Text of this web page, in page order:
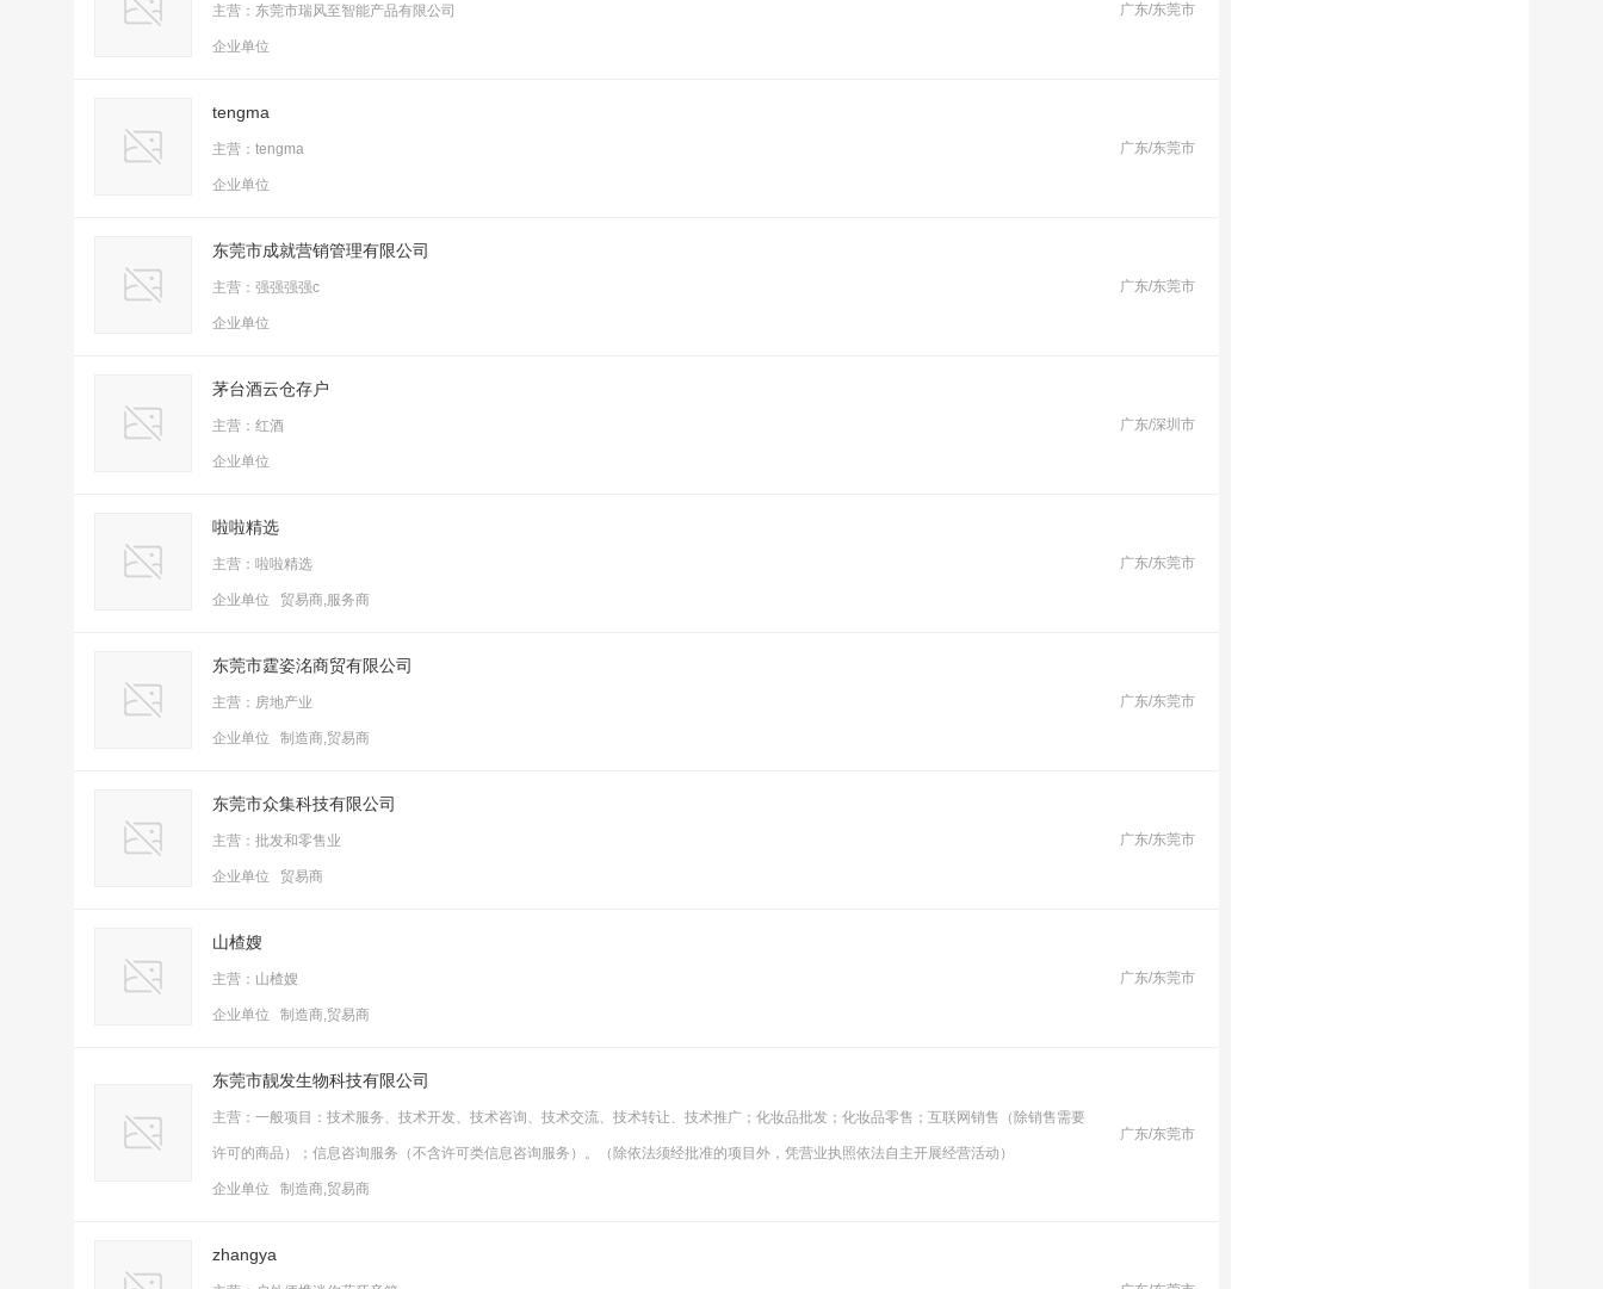
主营：东莞市瑞风至智能产品有限公司
企业单位
广东/东莞市
tengma
主营：tengma
企业单位
广东/东莞市
东莞市成就营销管理有限公司
主营：强强强强c
企业单位
广东/东莞市
茅台酒云仓存户
主营：红酒
企业单位
广东/深圳市
啦啦精选
主营：啦啦精选
企业单位 贸易商,服务商
广东/东莞市
东莞市霆姿洺商贸有限公司
主营：房地产业
企业单位 制造商,贸易商
广东/东莞市
东莞市众集科技有限公司
主营：批发和零售业
企业单位 贸易商
广东/东莞市
山楂嫂
主营：山楂嫂
企业单位 制造商,贸易商
广东/东莞市
东莞市靓发生物科技有限公司
主营：一般项目：技术服务、技术开发、技术咨询、技术交流、技术转让、技术推广；化妆品批发；化妆品零售；互联网销售（除销售需要
许可的商品）；信息咨询服务（不含许可类信息咨询服务）。（除依法须经批准的项目外，凭营业执照依法自主开展经营活动）
企业单位 制造商,贸易商
广东/东莞市
zhangya